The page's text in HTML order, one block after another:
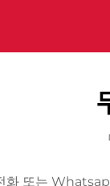
화 또는